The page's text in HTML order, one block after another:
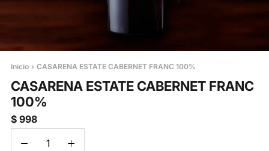
Inicio › CASARENA ESTATE CABERNET FRANC 100%
CASARENA ESTATE CABERNET FRANC
100%
$ 998